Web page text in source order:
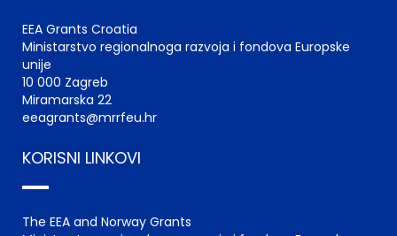
EEA Grants Croatia
Ministarstvo regionalnoga razvoja i fondova Europske
unije
10 000 Zagreb
Miramarska 22
eeagrants@mrrfeu.hr
KORISNI LINKOVI
The EEA and Norway Grants